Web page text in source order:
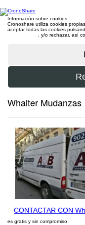
Información sobre cookies
Cronoshare utiliza cookies
aceptar todas las cookies
, y/o rechazar, así
Whalter Mudanzas
CONTACTAR CON
es gratis y sin compromiso